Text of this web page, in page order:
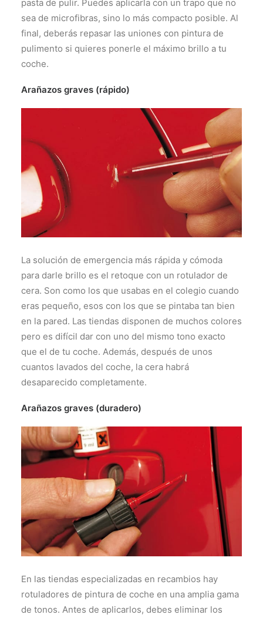
pasta de pulir. Puedes aplicarla con un trapo que no
sea de microfibras, sino lo más compacto posible. Al
final, deberás repasar las uniones con pintura de
pulimento si quieres ponerle el máximo brillo a tu
coche.
Arañazos graves (rápido)
La solución de emergencia más rápida y cómoda
para darle brillo es el retoque con un rotulador de
cera. Son como los que usabas en el colegio cuando
eras pequeño, esos con los que se pintaba tan bien
en la pared. Las tiendas disponen de muchos colores
pero es difícil dar con uno del mismo tono exacto
que el de tu coche. Además, después de unos
cuantos lavados del coche, la cera habrá
desaparecido completamente.
Arañazos graves (duradero)
En las tiendas especializadas en recambios hay
rotuladores de pintura de coche en una amplia gama
de tonos. Antes de aplicarlos, debes eliminar los